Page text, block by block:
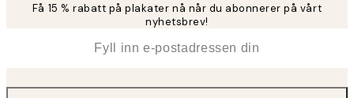
Få 15 % rabatt på plakater nå når du abonnerer på vårt
nyhetsbrev!